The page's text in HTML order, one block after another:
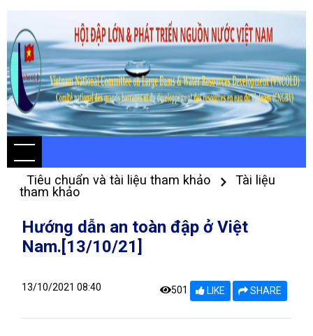
Tiêu chuẩn và tài liệu tham khảo
Tài liệu
tham khảo
Hướng dẫn an toàn đập ở Việt
Nam.[13/10/21]
13/10/2021 08:40 501 LIKE SHARE